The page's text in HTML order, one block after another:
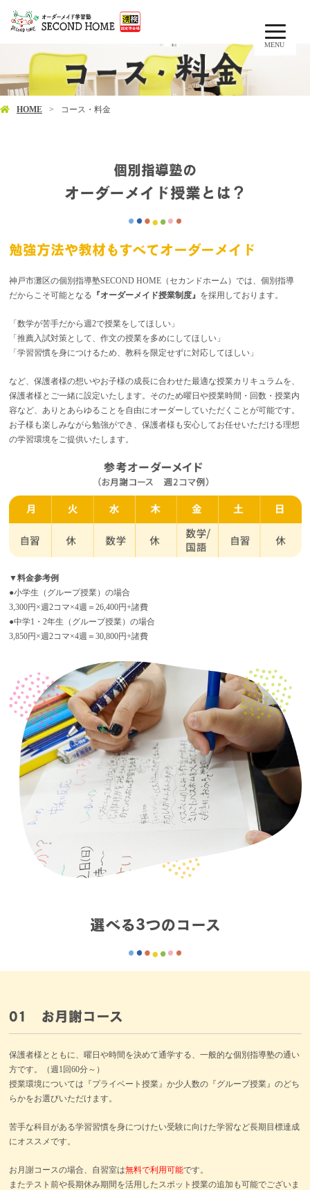
MENU
HOME コース・料金
個別指導塾の
オーダーメイド授業とは？
勉強方法や教材もすべてオーダーメイド
神戸市灘区の個別指導塾SECOND HOME（セカンドホーム）では、個別指導
だからこそ可能となる 『オーダーメイド授業制度』 を採用しております。
「数学が苦手だから週2で授業をしてほしい」
「推薦入試対策として、作文の授業を多めにしてほしい」
「学習習慣を身につけるため、教科を限定せずに対応してほしい」
など、保護者様の想いやお子様の成長に合わせた最適な授業カリキュラムを、
保護者様とご一緒に設定いたします。そのため曜日や授業時間・回数・授業内
容など、ありとあらゆることを自由にオーダーしていただくことが可能です。
お子様も楽しみながら勉強ができ、保護者様も安心してお任せいただける理想
の学習環境をご提供いたします。
▼料金参考例
●小学生（グループ授業）の場合
3,300円×週2コマ×4週＝26,400円+諸費
●中学1・2年生 （グループ授業）の場合
3,850円×週2コマ×4週＝30,800円+諸費
選べる3つのコース
01 お月謝コース
保護者様とともに、曜日や時間を決めて通学する、一般的な個別指導塾の通い
方です。（週1回60分～）
授業環境については『プライベート授業』か少人数の『グループ授業』のどち
らかをお選びいただけます。
苦手な科目がある学習習慣を身につけたい受験に向けた学習など長期目標達成
にオススメです。
お月謝コースの場合、自習室は無料で利用可能です。
またテスト前や長期休み期間を活用したスポット授業の追加も可能でございま